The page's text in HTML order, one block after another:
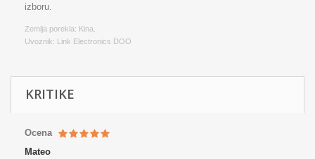
izboru.
Zemlja porekla: Kina.
Uvoznik: Link Electronics DOO
KRITIKE
Ocena
Mateo